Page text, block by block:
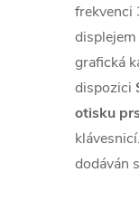
frekvenci
displejem
grafická
dispozici
otisku
dodáván